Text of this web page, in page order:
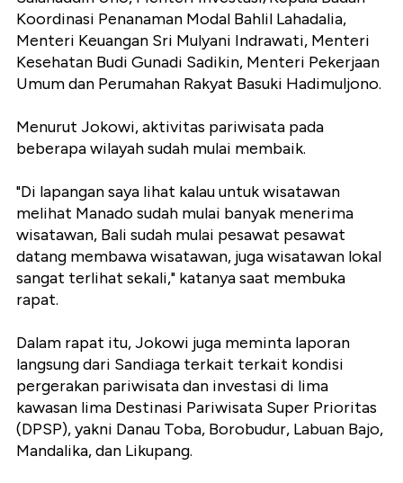
Koordinasi Penanaman Modal Bahlil Lahadalia,
Menteri Keuangan Sri Mulyani Indrawati, Menteri
Kesehatan Budi Gunadi Sadikin, Menteri Pekerjaan
Umum dan Perumahan Rakyat Basuki Hadimuljono.
Menurut Jokowi, aktivitas pariwisata pada
beberapa wilayah sudah mulai membaik.
"Di lapangan saya lihat kalau untuk wisatawan
melihat Manado sudah mulai banyak menerima
wisatawan, Bali sudah mulai pesawat pesawat
datang membawa wisatawan, juga wisatawan lokal
sangat terlihat sekali," katanya saat membuka
rapat.
Dalam rapat itu, Jokowi juga meminta laporan
langsung dari Sandiaga terkait terkait kondisi
pergerakan pariwisata dan investasi di lima
kawasan lima Destinasi Pariwisata Super Prioritas
(DPSP), yakni Danau Toba, Borobudur, Labuan Bajo,
Mandalika, dan Likupang.